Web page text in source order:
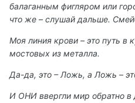
балаганным фигляром или
что же – слушай дальше.
Моя линия крови – это путь в
мостовых из металла.
Да-да, это – Ложь, а Ложь –
И ОНИ ввергли мир обратно в